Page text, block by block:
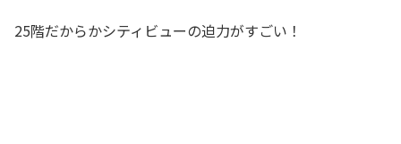
25階だからかシティビューの迫力がすごい！